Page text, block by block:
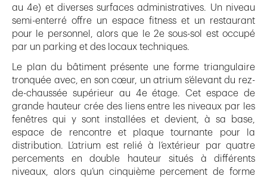
au 4e) et diverses surfaces administratives. Un niveau
semi-enterré offre un espace fitness et un restaurant
pour le personnel, alors que le 2e sous-sol est occupé
par un parking et des locaux techniques.
Le plan du bâtiment présente une forme triangulaire
tronquée avec, en son cœur, un atrium s’élevant du rez-
de-chaussée supérieur au 4e étage. Cet espace de
grande hauteur crée des liens entre les niveaux par les
fenêtres qui y sont installées et devient, à sa base,
espace de rencontre et plaque tournante pour la
distribution. L’atrium est relié à l’extérieur par quatre
percements en double hauteur situés à différents
niveaux, alors qu’un cinquième percement de forme